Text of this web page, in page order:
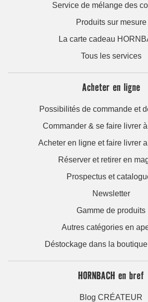
Service de mélange des
Produits sur mesure
La carte cadeau
Tous les services
Acheter en ligne
Possibilités de commande et
Commander & se faire livrer
Acheter en ligne et faire livrer
Réserver et retirer en
Prospectus et
Newsletter
Gamme de produits
Autres catégories en
Déstockage dans la
HORNBACH en bref
Blog CRÉATEUR